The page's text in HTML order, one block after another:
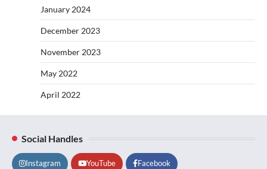
January 2024
December 2023
November 2023
May 2022
April 2022
Social Handles
Instagram YouTube Facebook